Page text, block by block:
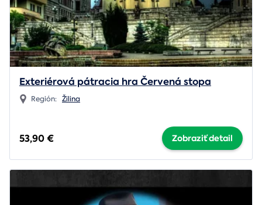
Exteriérová pátracia hra Červená stopa
Región: Žilina
53,90 € Zobraziť detail